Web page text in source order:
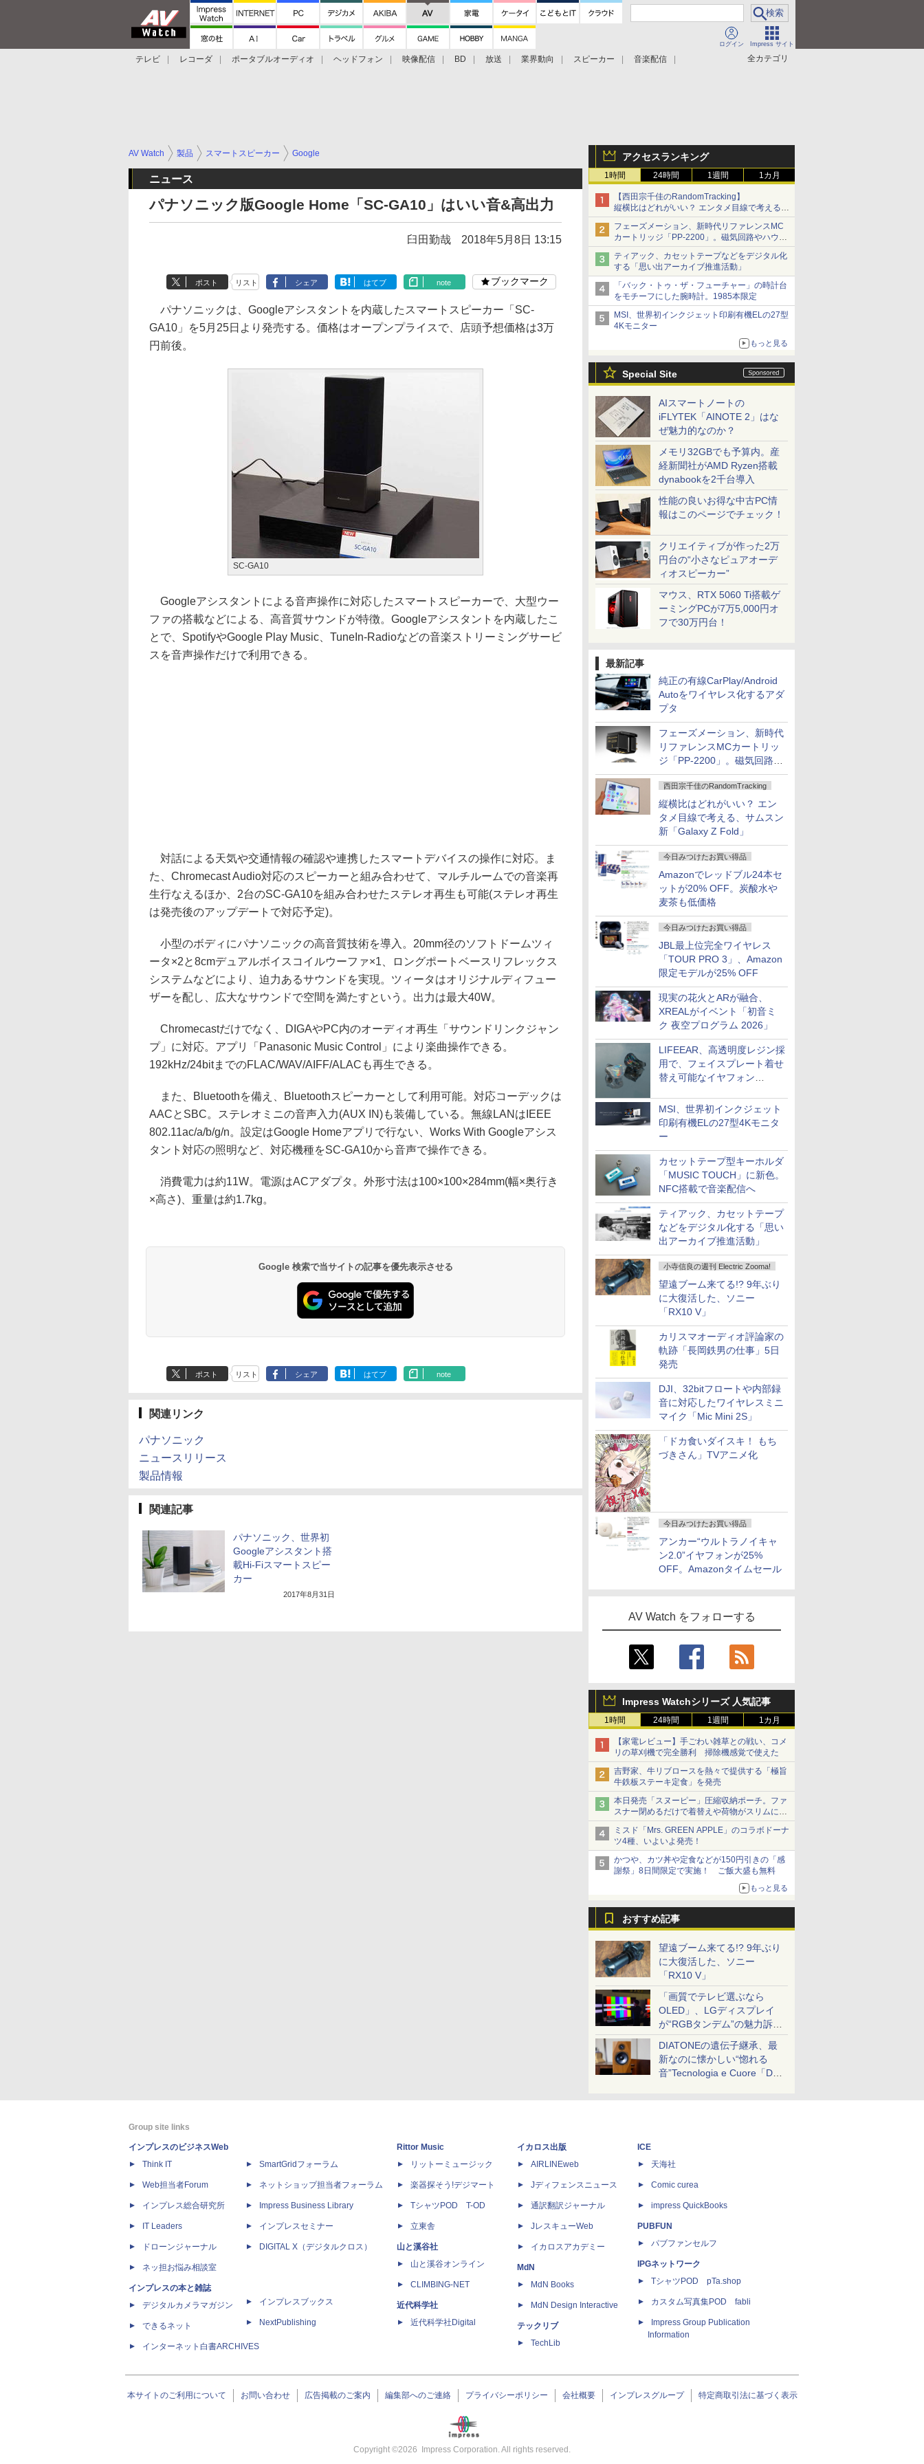
ログイン Impress サイト
全カテゴリ
テレビ レコーダ ポータブルオーディオ ヘッドフォン 映像配信 BD 放送 業界動向 スピーカー
音楽配信
アクセスランキング
1時間 24時間 1週間 1カ月
【西田宗千佳のRandomTracking】
縦横比はどれがいい？ エンタメ目線で考える、
サムスン新「Galaxy Z Fold」
フェーズメーション、新時代リファレンスMC
カートリッジ「PP-2200」。磁気回路やハウジ
ングを根本から見直し
ティアック、カセットテープなどをデジタル化
する「思い出アーカイブ推進活動」
「バック・トゥ・ザ・フューチャー」の時計台
をモチーフにした腕時計。1985本限定
MSI、世界初インクジェット印刷有機ELの27型
4Kモニター
もっと見る
Special Site
AIスマートノートの
iFLYTEK「AINOTE 2」はな
ぜ魅力的なのか？
メモリ32GBでも予算内。産
経新聞社がAMD Ryzen搭載
dynabookを2千台導入
性能の良いお得な中古PC情
報はこのページでチェック！
クリエイティブが作った2万
円台の“小さなピュアオーデ
ィオスピーカー”
マウス、RTX 5060 Ti搭載ゲ
ーミングPCが7万5,000円オ
フで30万円台！
最新記事
純正の有線CarPlay/Android
Autoをワイヤレス化するアダ
プタ
フェーズメーション、新時代
リファレンスMCカートリッ
ジ「PP-2200」。磁気回路や
ハウジングを根本から見直し
西田宗千佳のRandomTracking
縦横比はどれがいい？ エン
タメ目線で考える、サムスン
新「Galaxy Z Fold」
今日みつけたお買い得品
Amazonでレッドブル24本セ
ットが20% OFF。炭酸水や
麦茶も低価格
今日みつけたお買い得品
JBL最上位完全ワイヤレス
「TOUR PRO 3」、Amazon
限定モデルが25% OFF
現実の花火とARが融合、
XREALがイベント「初音ミ
ク 夜空プログラム 2026」
LIFEEAR、高透明度レジン採
用で、フェイスプレート着せ
替え可能なイヤフォン
MSI、世界初インクジェット
印刷有機ELの27型4Kモニタ
ー
カセットテープ型キーホルダ
「MUSIC TOUCH」に新色。
NFC搭載で音楽配信へ
ティアック、カセットテープ
などをデジタル化する「思い
出アーカイブ推進活動」
小寺信良の週刊 Electric Zooma!
望遠ブーム来てる!? 9年ぶり
に大復活した、ソニー
「RX10 V」
カリスマオーディオ評論家の
軌跡「長岡鉄男の仕事」5日
発売
DJI、32bitフロートや内部録
音に対応したワイヤレスミニ
マイク「Mic Mini 2S」
「ドカ食いダイスキ！ もち
づきさん」TVアニメ化
今日みつけたお買い得品
アンカー“ウルトラノイキャ
ン2.0”イヤフォンが25%
OFF。Amazonタイムセール
AV Watch をフォローする
Impress Watchシリーズ 人気記事
1時間 24時間 1週間 1カ月
【家電レビュー】手ごわい雑草との戦い、コメ
リの草刈機で完全勝利 掃除機感覚で使えた
吉野家、牛リブロースを熱々で提供する「極旨
牛鉄板ステーキ定食」を発売
本日発売「スヌーピー」圧縮収納ポーチ。ファ
スナー閉めるだけで着替えや荷物がスリムにま
とまる
ミスド「Mrs. GREEN APPLE」のコラボドーナ
ツ4種、いよいよ発売！
かつや、カツ丼や定食などが150円引きの「感
謝祭」8日間限定で実施！ ご飯大盛も無料
もっと見る
おすすめ記事
望遠ブーム来てる!? 9年ぶり
に大復活した、ソニー
「RX10 V」
「画質でテレビ選ぶなら
OLED」、LGディスプレイ
が“RGBタンデム”の魅力訴
求。液晶とのガチ比較も
DIATONEの遺伝子継承、最
新なのに懐かしい“惚れる
音”Tecnologia e Cuore「DS-
AV Watch 製品 スマートスピーカー Google
ニュース
パナソニック版Google Home「SC-GA10」はいい音&高出力
臼田勤哉 2018年5月8日 13:15
ポスト リスト シェア はてブ note ブックマーク
パナソニックは、Googleアシスタントを内蔵したスマートスピーカー「SC-
GA10」を5月25日より発売する。価格はオープンプライスで、店頭予想価格は3万
円前後。
SC-GA10
Googleアシスタントによる音声操作に対応したスマートスピーカーで、大型ウー
ファの搭載などによる、高音質サウンドが特徴。Googleアシスタントを内蔵したこ
とで、SpotifyやGoogle Play Music、TuneIn-Radioなどの音楽ストリーミングサービ
スを音声操作だけで利用できる。
対話による天気や交通情報の確認や連携したスマートデバイスの操作に対応。ま
た、Chromecast Audio対応のスピーカーと組み合わせて、マルチルームでの音楽再
生行なえるほか、2台のSC-GA10を組み合わせたステレオ再生も可能(ステレオ再生
は発売後のアップデートで対応予定)。
小型のボディにパナソニックの高音質技術を導入。20mm径のソフトドームツィ
ータ×2と8cmデュアルボイスコイルウーファ×1、ロングポートベースリフレックス
システムなどにより、迫力あるサウンドを実現。ツィータはオリジナルディフュー
ザーを配し、広大なサウンドで空間を満たすという。出力は最大40W。
Chromecastだけでなく、DIGAやPC内のオーディオ再生「サウンドリンクジャン
プ」に対応。アプリ「Panasonic Music Control」により楽曲操作できる。
192kHz/24bitまでのFLAC/WAV/AIFF/ALACも再生できる。
また、Bluetoothを備え、Bluetoothスピーカーとして利用可能。対応コーデックは
AACとSBC。ステレオミニの音声入力(AUX IN)も装備している。無線LANはIEEE
802.11ac/a/b/g/n。設定はGoogle Homeアプリで行ない、Works With Googleアシス
タント対応の照明など、対応機種をSC-GA10から音声で操作できる。
消費電力は約11W。電源はACアダプタ。外形寸法は100×100×284mm(幅×奥行き
×高さ)、重量は約1.7kg。
Google 検索で当サイトの記事を優先表示させる
ポスト リスト シェア はてブ note
関連リンク
パナソニック
ニュースリリース
製品情報
関連記事
パナソニック、世界初
Googleアシスタント搭
載Hi-Fiスマートスピー
カー
2017年8月31日
Group site links
インプレスのビジネスWeb
Think IT
Web担当者Forum
インプレス総合研究所
IT Leaders
ドローンジャーナル
ネッ担お悩み相談室
インプレスの本と雑誌
デジタルカメラマガジン
できるネット
インターネット白書ARCHIVES
SmartGridフォーラム
ネットショップ担当者フォーラム
Impress Business Library
インプレスセミナー
DIGITAL X（デジタルクロス）
インプレスブックス
NextPublishing
Rittor Music
リットーミュージック
楽器探そう!デジマート
TシャツPOD T-OD
立東舎
山と溪谷社
山と溪谷オンライン
CLIMBING-NET
近代科学社
近代科学社Digital
イカロス出版
AIRLINEweb
Jディフェンスニュース
通訳翻訳ジャーナル
JレスキューWeb
イカロスアカデミー
MdN
MdN Books
MdN Design Interactive
テックリブ
TechLib
ICE
天海社
Comic curea
impress QuickBooks
PUBFUN
パブファンセルフ
IPGネットワーク
TシャツPOD pTa.shop
カスタム写真集POD fabli
Impress Group Publication
Information
本サイトのご利用について お問い合わせ 広告掲載のご案内 編集部へのご連絡 プライバシーポリシー 会社概要 インプレスグループ 特定商取引法に基づく表示
Copyright ©2026 Impress Corporation. All rights reserved.